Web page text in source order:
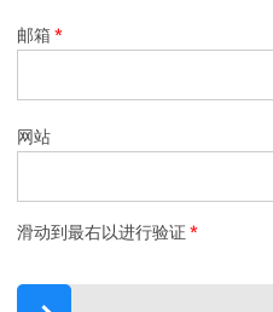
邮箱*
网站
滑动到最右以进行验证 *